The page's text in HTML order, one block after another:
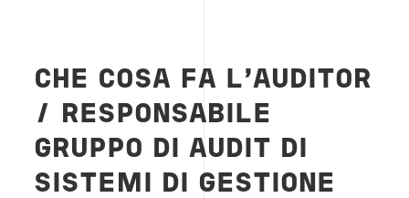
CHE COSA FA L'AUDITOR
/ RESPONSABILE
GRUPPO DI AUDIT DI
SISTEMI DI GESTIONE